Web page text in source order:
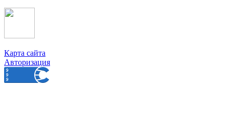
Карта сайта
Авторизация